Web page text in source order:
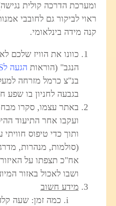
ומערכת הדרכה קולית
ראוי לביקור גם לחובבי
קנה מידה בינלאומי.
כוונו את הוויז שלכם
הנגב" (הוראות הגעה לGPS
בנ"צ כרמל מזרחה
בגבעה לחניון בו שפע
באתר עצמו, סקרו
ועקבו אחר התיעוד
ותוך כדי טיפוס
(סולמות, מנהרות,
אח"כ תצפתו על האיזור
ושבו לאכול באזור
מידע חשוב
כמה זמן: שעה